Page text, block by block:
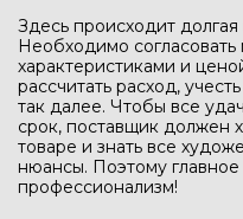
Здесь происходит
Необходимо согласовать
характеристиками и
рассчитать расход,
так далее. Чтобы все
срок, поставщик должен
товаре и знать все
нюансы. Поэтому
профессионализм!